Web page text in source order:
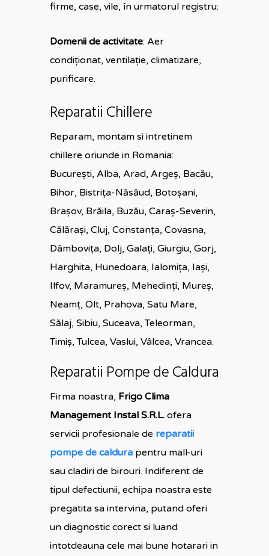
firme, case, vile, în urmatorul registru:
Domenii de activitate: Aer
condiționat, ventilație, climatizare,
purificare.
Reparatii Chillere
Reparam, montam si intretinem
chillere oriunde in Romania:
Bucureşti, Alba, Arad, Argeş, Bacău,
Bihor, Bistriţa-Năsăud, Botoşani,
Braşov, Brăila, Buzău, Caraş-Severin,
Călăraşi, Cluj, Constanţa, Covasna,
Dâmboviţa, Dolj, Galaţi, Giurgiu, Gorj,
Harghita, Hunedoara, Ialomiţa, Iaşi,
Ilfov, Maramureş, Mehedinţi, Mureş,
Neamţ, Olt, Prahova, Satu Mare,
Sălaj, Sibiu, Suceava, Teleorman,
Timiş, Tulcea, Vaslui, Vâlcea, Vrancea.
Reparatii Pompe de Caldura
Firma noastra, Frigo Clima
Management Instal S.R.L. ofera
servicii profesionale de reparatii
pompe de caldura pentru mall-uri
sau cladiri de birouri. Indiferent de
tipul defectiunii, echipa noastra este
pregatita sa intervina, putand oferi
un diagnostic corect si luand
intotdeauna cele mai bune hotarari in